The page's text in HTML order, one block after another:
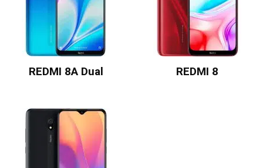
REDMI 8A Dual REDMI 8